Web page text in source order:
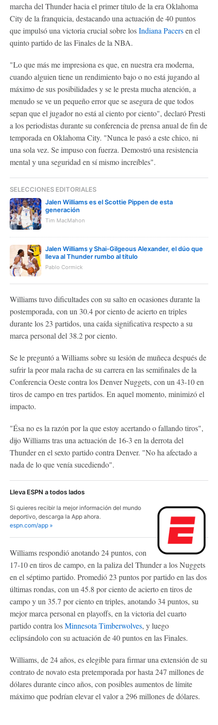
marcha del Thunder hacia el primer título de la era Oklahoma
City de la franquicia, destacando una actuación de 40 puntos
que impulsó una victoria crucial sobre losIndiana Pacersen el
quinto partido de las Finales de la NBA.
"Lo que más me impresiona es que, en nuestra era moderna,
cuando alguien tiene un rendimiento bajo o no está jugando al
máximo de sus posibilidades y se le presta mucha atención, a
menudo se ve un pequeño error que se asegura de que todos
sepan que el jugador no está al ciento por ciento", declaró Presti
a los periodistas durante su conferencia de prensa anual de fin de
temporada en Oklahoma City. "Nunca le pasó a este chico, ni
una sola vez. Se impuso con fuerza. Demostró una resistencia
mental y una seguridad en sí mismo increíbles".
SELECCIONES EDITORIALES
Jalen Williams es el Scottie Pippen de esta
generación
Tim MacMahon
Jalen Williams y Shai-Gilgeous Alexander, el dúo que
lleva al Thunder rumbo al título
Pablo Cormick
Williams tuvo dificultades con su salto en ocasiones durante la
postemporada, con un 30.4 por ciento de acierto en triples
durante los 23 partidos, una caída significativa respecto a su
marca personal del 38.2 por ciento.
Se le preguntó a Williams sobre su lesión de muñeca después de
sufrir la peor mala racha de su carrera en las semifinales de la
Conferencia Oeste contra los Denver Nuggets, con un 43-10 en
tiros de campo en tres partidos. En aquel momento, minimizó el
impacto.
"Ésa no es la razón por la que estoy acertando o fallando tiros",
dijo Williams tras una actuación de 16-3 en la derrota del
Thunder en el sexto partido contra Denver. "No ha afectado a
nada de lo que venía sucediendo".
Lleva ESPN a todos lados
Si quieres recibir la mejor información del mundo
deportivo, descarga la App ahora.
espn.com/app »
Williams respondió anotando 24 puntos, con
17-10 en tiros de campo, en la paliza del Thunder a los Nuggets
en el séptimo partido. Promedió 23 puntos por partido en las dos
últimas rondas, con un 45.8 por ciento de acierto en tiros de
campo y un 35.7 por ciento en triples, anotando 34 puntos, su
mejor marca personal en playoffs, en la victoria del cuarto
partido contra losMinnesota Timberwolves, y luego
eclipsándolo con su actuación de 40 puntos en las Finales.
Williams, de 24 años, es elegible para firmar una extensión de su
contrato de novato esta pretemporada por hasta 247 millones de
dólares durante cinco años, con posibles aumentos de límite
máximo que podrían elevar el valor a 296 millones de dólares.